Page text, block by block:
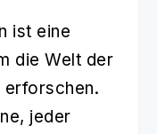
ist eine
die Welt der
erforschen.
jeder